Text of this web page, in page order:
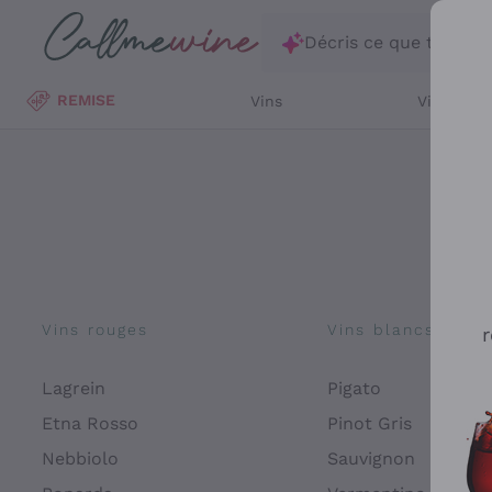
Passer au contenu principal
Décris ce que tu
REMISE Vins Vins
Vins rouges
Lagrein
Etna Rosso
Nebbiolo
Vins blancs
Pigato
Pinot Gris
Sauvignon